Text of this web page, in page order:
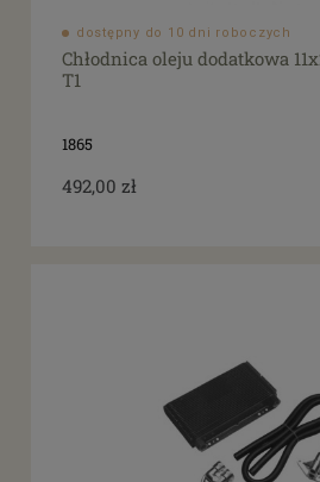
dostępny do 10 dni roboczych
Chłodnica oleju dodatkowa
T1
1865
492,00 zł